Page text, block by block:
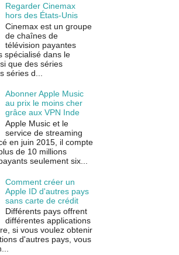
Regarder Cinemax
hors des États-Unis
Cinemax est un groupe
de chaînes de
télévision payantes
spécialisé dans le
que des séries
séries d...
Abonner Apple Music
au prix le moins cher
grâce aux VPN Inde
Apple Music et le
service de streaming
en juin 2015, il compte
de 10 millions
seulement six...
Comment créer un
Apple ID d'autres pays
sans carte de crédit
Différents pays offrent
différentes applications
si vous voulez obtenir
d'autres pays, vous